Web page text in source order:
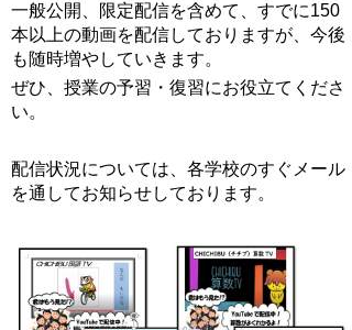
一般公開、限定配信を含めて、すでに150
本以上の動画を配信しておりますが、今後
も随時増やしていきます。
ぜひ、授業の予習・復習にお役立てくださ
い。
配信状況については、各学校のすぐメール
を通してお知らせしております。